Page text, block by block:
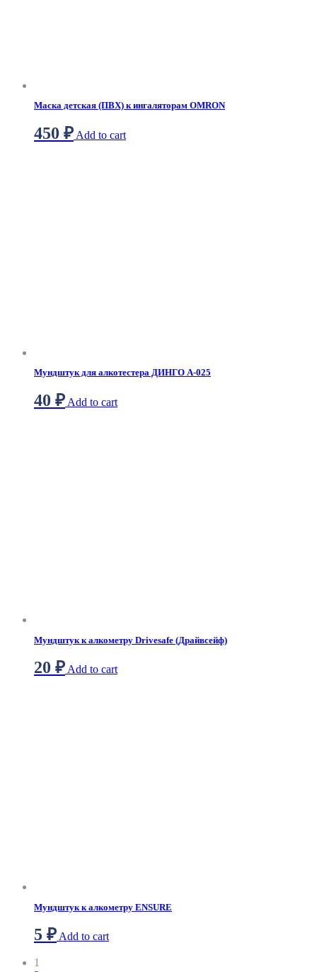
Маска детская (ПВХ) к ингаляторам OMRON
450 ₽ Add to cart
Мундштук для алкотестера ДИНГО А-025
40 ₽ Add to cart
Мундштук к алкометру Drivesafe (Драйвсейф)
20 ₽ Add to cart
Мундштук к алкометру ENSURE
5 ₽ Add to cart
1